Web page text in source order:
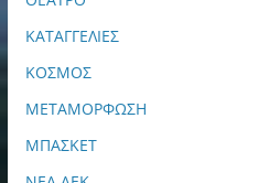
ΚΑΤΑΓΓΕΛΙΕΣ
ΚΟΣΜΟΣ
ΜΕΤΑΜΟΡΦΩΣΗ
ΜΠΑΣΚΕΤ